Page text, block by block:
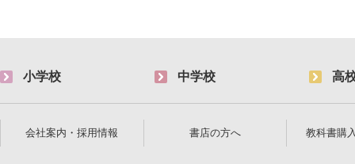
小学校 中学校 高
会社案内・採用情報 書店の方へ 教科書購